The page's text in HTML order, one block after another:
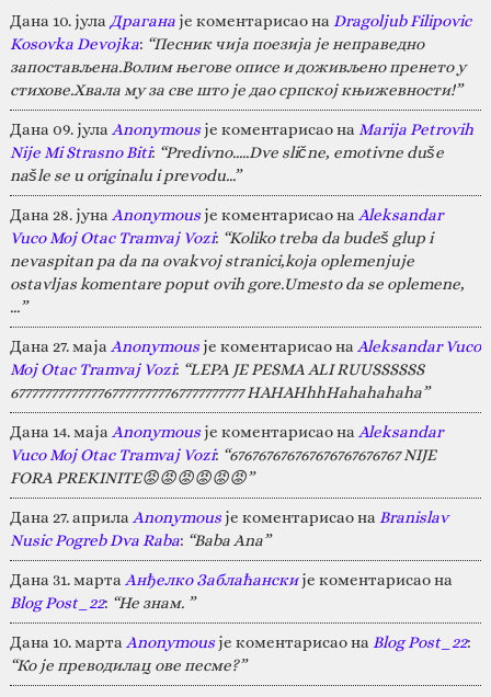
Дана 10. јула Драганаје коментарисао на Dragoljub Filipovic
Kosovka Devojka: “Песник чија поезија је неправедно
запостављена.Волим његове описе и доживљено пренето у
стихове.Хвала му за све што је дао српској књижевности!”
Дана 09. јула Anonymousје коментарисао на Marija Petrovih
Nije Mi Strasno Biti: “Predivno.....Dve slične, emotivne duše
našle se u originalu i prevodu...”
Дана 28. јуна Anonymousје коментарисао на Aleksandar
Vuco Moj Otac Tramvaj Vozi: “Koliko treba da budeš glup i
nevaspitan pa da na ovakvoj stranici,koja oplemenjuje
ostavljas komentare poput ovih gore.Umesto da se oplemene,
…”
Дана 27. маја Anonymousје коментарисао на Aleksandar Vuco
Moj Otac Tramvaj Vozi: “LEPA JE PESMA ALI RUUSSSSSS
67777777777777677777777767777777777 HAHAHhhHahahahaha”
Дана 14. маја Anonymousје коментарисао на Aleksandar
Vuco Moj Otac Tramvaj Vozi: “676767676767676767676767 NIJE
FORA PREKINITE😡😡😡😡😡😡”
Дана 27. априла Anonymousје коментарисао на Branislav
Nusic Pogreb Dva Raba: “Baba Ana”
Дана 31. марта Анђелко Заблаћанскије коментарисао на
Blog Post_22: “Не знам. ”
Дана 10. марта Anonymousје коментарисао на Blog Post_22:
“Ко је преводилац ове песме?”